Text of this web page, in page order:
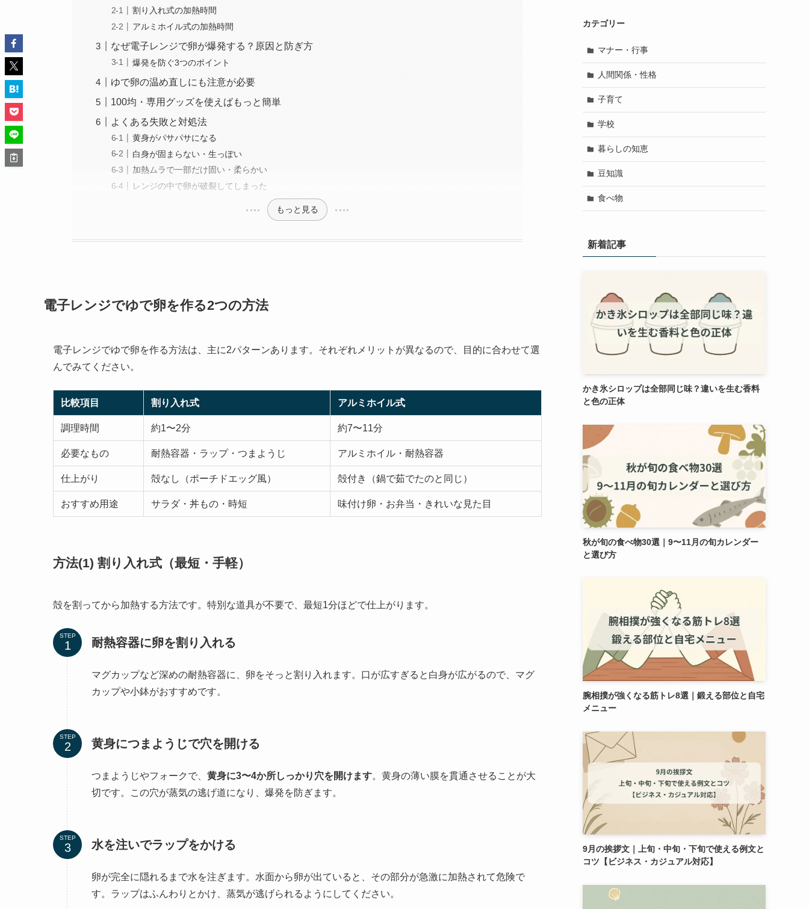
割り入れ式の加熱時間
アルミホイル式の加熱時間
なぜ電子レンジで卵が爆発する？原因と防ぎ方
爆発を防ぐ3つのポイント
ゆで卵の温め直しにも注意が必要
100均・専用グッズを使えばもっと簡単
よくある失敗と対処法
黄身がパサパサになる
白身が固まらない・生っぽい
加熱ムラで一部だけ固い・柔らかい
レンジの中で卵が破裂してしまった
もっと見る
電子レンジでゆで卵を作る2つの方法
電子レンジでゆで卵を作る方法は、主に2パターンあります。それぞれメリットが異なるので、目的に合わせて選
んでみてください。
比較項目 割り入れ式 アルミホイル式
調理時間 約1〜2分 約7〜11分
必要なもの 耐熱容器・ラップ・つまようじ アルミホイル・耐熱容器
仕上がり 殻なし（ポーチドエッグ風） 殻付き（鍋で茹でたのと同じ）
おすすめ用途 サラダ・丼もの・時短 味付け卵・お弁当・きれいな見た目
方法(1) 割り入れ式（最短・手軽）
殻を割ってから加熱する方法です。特別な道具が不要で、最短1分ほどで仕上がります。
STEP 耐熱容器に卵を割り入れる
マグカップなど深めの耐熱容器に、卵をそっと割り入れます。口が広すぎると白身が広がるので、マグ
カップや小鉢がおすすめです。
STEP 黄身につまようじで穴を開ける
つまようじやフォークで、 黄身に3〜4か所しっかり穴を開けます。黄身の薄い膜を貫通させることが大
切です。この穴が蒸気の逃げ道になり、爆発を防ぎます。
STEP 水を注いでラップをかける
卵が完全に隠れるまで水を注ぎます。水面から卵が出ていると、その部分が急激に加熱されて危険で
す。ラップはふんわりとかけ、蒸気が逃げられるようにしてください。
カテゴリー
マナー・行事
人間関係・性格
子育て
学校
暮らしの知恵
豆知識
食べ物
新着記事
かき氷シロップは全部同じ味？違いを生む香料
と色の正体
秋が旬の食べ物30選｜9〜11月の旬カレンダー
と選び方
腕相撲が強くなる筋トレ8選｜鍛える部位と自宅
メニュー
9月の挨拶文｜上旬・中旬・下旬で使える例文と
コツ【ビジネス・カジュアル対応】